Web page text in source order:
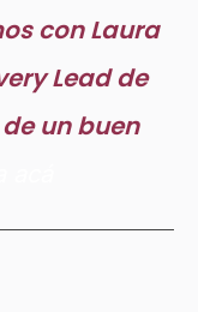
con Laura
Lead de
un buen